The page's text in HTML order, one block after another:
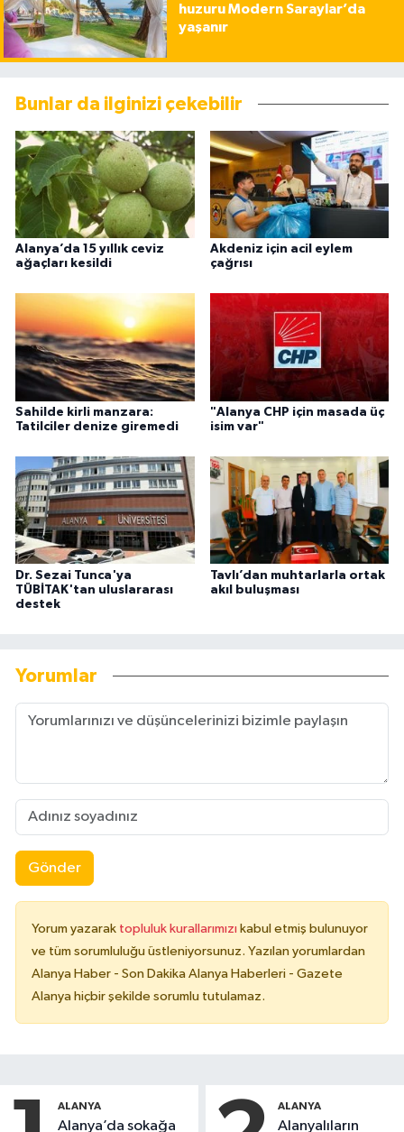
huzuru Modern Saraylar’da
yaşanır
Bunlar da ilginizi çekebilir
Alanya’da 15 yıllık ceviz
ağaçları kesildi
Akdeniz için acil eylem
çağrısı
Sahilde kirli manzara:
Tatilciler denize giremedi
"Alanya CHP için masada üç
isim var"
Dr. Sezai Tunca'ya
TÜBİTAK'tan uluslararası
destek
Tavlı’dan muhtarlarla ortak
akıl buluşması
Yorumlar
Gönder
Yorum yazarak topluluk kurallarımızı kabul etmiş bulunuyor
ve tüm sorumluluğu üstleniyorsunuz. Yazılan yorumlardan
Alanya Haber - Son Dakika Alanya Haberleri - Gazete
Alanya hiçbir şekilde sorumlu tutulamaz.
ALANYA
Alanya’da sokağa
ALANYA
Alanyalıların